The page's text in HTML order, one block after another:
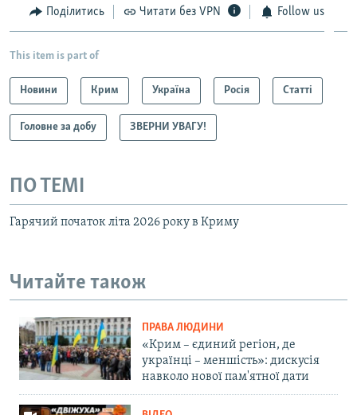
Поділитись Читати без VPN Follow us
This item is part of
Новини Крим Україна Росія Статті
Головне за добу ЗВЕРНИ УВАГУ!
ПО ТЕМІ
Гарячий початок літа 2026 року в Криму
Читайте також
ПРАВА ЛЮДИНИ
«Крим – єдиний регіон, де
українці – меншість»: дискусія
навколо нової пам'ятної дати